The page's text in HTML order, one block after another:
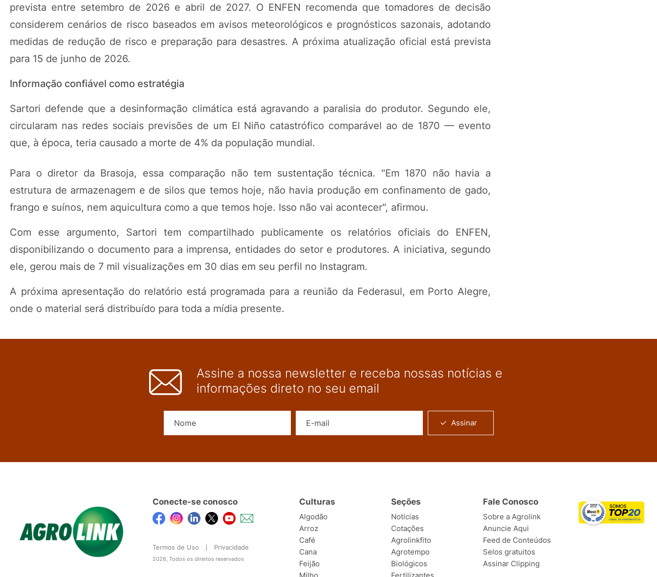
prevista entre setembro de 2026 e abril de 2027. O ENFEN recomenda que tomadores de decisão
considerem cenários de risco baseados em avisos meteorológicos e prognósticos sazonais, adotando
medidas de redução de risco e preparação para desastres. A próxima atualização oficial está prevista
para 15 de junho de 2026.
Informação confiável como estratégia
Sartori defende que a desinformação climática está agravando a paralisia do produtor. Segundo ele,
circularam nas redes sociais previsões de um El Niño catastrófico comparável ao de 1870 — evento
que, à época, teria causado a morte de 4% da população mundial.
Para o diretor da Brasoja, essa comparação não tem sustentação técnica. "Em 1870 não havia a
estrutura de armazenagem e de silos que temos hoje, não havia produção em confinamento de gado,
frango e suínos, nem aquicultura como a que temos hoje. Isso não vai acontecer", afirmou.
Com esse argumento, Sartori tem compartilhado publicamente os relatórios oficiais do ENFEN,
disponibilizando o documento para a imprensa, entidades do setor e produtores. A iniciativa, segundo
ele, gerou mais de 7 mil visualizações em 30 dias em seu perfil no Instagram.
A próxima apresentação do relatório está programada para a reunião da Federasul, em Porto Alegre,
onde o material será distribuído para toda a mídia presente.
Assine a nossa newsletter e receba nossas notícias e
informações direto no seu email
Assinar
Conecte-se conosco
Termos de Uso Privacidade
2026, Todos os direitos reservados
Culturas
Algodão
Arroz
Café
Cana
Feijão
Seções
Notícias
Cotações
Agrolinkfito
Agrotempo
Biológicos
Fale Conosco
Sobre a Agrolink
Anuncie Aqui
Feed de Conteúdos
Selos gratuitos
Assinar Clipping